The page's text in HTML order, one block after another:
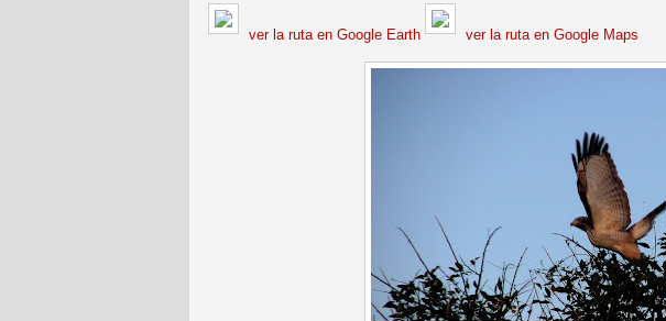
ver la ruta en Google Earth ver la ruta en Google Maps